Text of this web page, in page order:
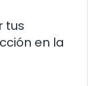
tus
en la